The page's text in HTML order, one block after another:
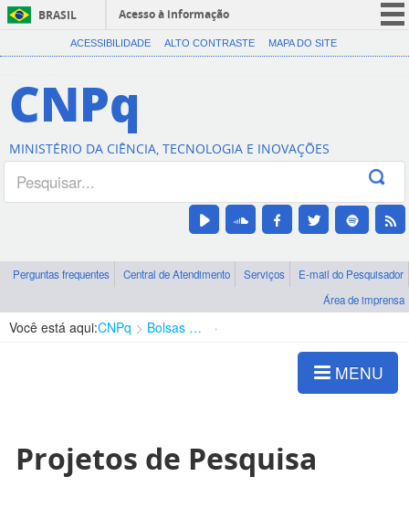
BRASIL
Acesso à informação
CORONAVÍRUS (COVID-19)
Canais
ACESSIBILIDADE ALTO CONTRASTE MAPA DO SITE
CNPq
MINISTÉRIO DA CIÊNCIA, TECNOLOGIA E INOVAÇÕES
Perguntas frequentes Central de Atendimento Serviços
E-mail do Pesquisador
Área de imprensa
Você está aqui:CNPq Bolsas e Auxílios Vigentes
MENU
Projetos de Pesquisa